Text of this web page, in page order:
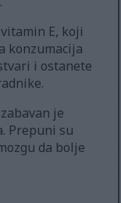
E, koji
konzumacija
i ostanete
je
Prepuni su
da bolje